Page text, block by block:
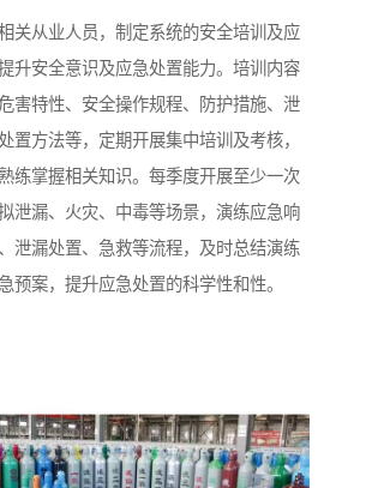
关从业人员，制定系统的安全培训及应
升安全意识及应急处置能力。培训内容
害特性、安全操作规程、防护措施、泄
置方法等，定期开展集中培训及考核，
练掌握相关知识。每季度开展至少一次
泄漏、火灾、中毒等场景，演练应急响
泄漏处置、急救等流程，及时总结演练
预案，提升应急处置的科学性和性。